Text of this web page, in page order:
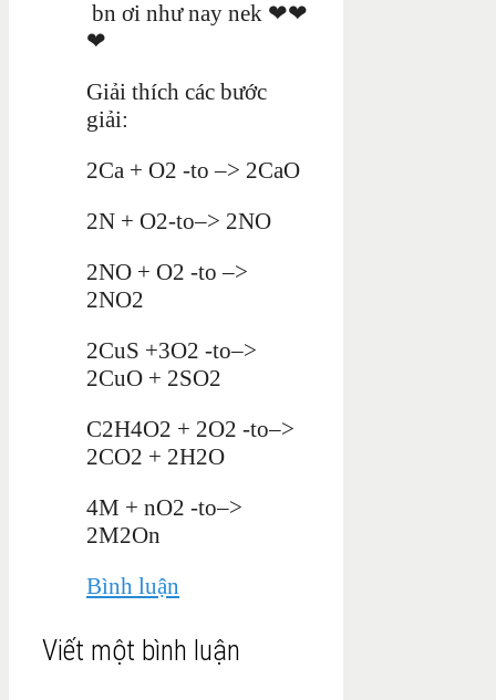
bn ơi như nay nek ❤❤
❤
Giải thích các bước
giải:
2Ca + O2 -to –> 2CaO
2N + O2-to–> 2NO
2NO + O2 -to –>
2NO2
2CuS +3O2 -to–>
2CuO + 2SO2
C2H4O2 + 2O2 -to–>
2CO2 + 2H2O
4M + nO2 -to–>
2M2On
Bình luận
Viết một bình luận